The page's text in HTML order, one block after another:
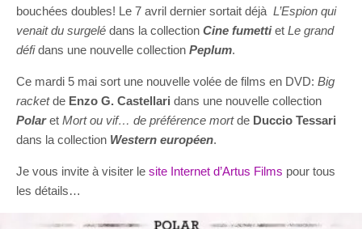
bouchées doubles! Le 7 avril dernier sortait déjà L’Espion qui
venait du surgelé dans la collection Cine fumettiet Le grand
défidans une nouvelle collection Peplum.
Ce mardi 5 mai sort une nouvelle volée de films en DVD: Big
racketde Enzo G. Castellari dans une nouvelle collection
Polar et Mort ou vif… de préférence mortde Duccio Tessari
dans la collection Western européen.
Je vous invite à visiter le site Internet d’Artus Films pour tous
les détails…